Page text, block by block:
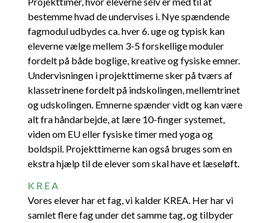
bestemme hvad de undervises i. Nye spændende
fagmodul udbydes ca. hver 6. uge og typisk kan
eleverne vælge mellem 3-5 forskellige moduler
fordelt på både boglige, kreative og fysiske emner.
Undervisningen i projekttimerne sker på tværs af
klassetrinene fordelt på indskolingen, mellemtrinet
og udskolingen. Emnerne spænder vidt og kan være
alt fra håndarbejde, at lære 10-finger systemet,
viden om EU eller fysiske timer med yoga og
boldspil. Projekttimerne kan også bruges som en
ekstra hjælp til de elever som skal have et læseløft.
KREA
Vores elever har et fag, vi kalder KREA. Her har vi
samlet flere fag under det samme tag, og tilbyder